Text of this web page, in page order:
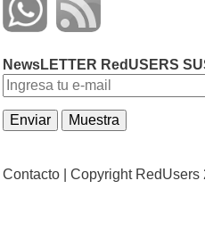
NewsLETTER RedUSERS
Contacto | Copyright RedUsers